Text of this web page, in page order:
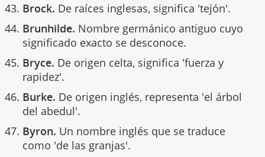
Brock. De raíces inglesas, significa 'tejón'.
Brunhilde. Nombre germánico antiguo cuyo
significado exacto se desconoce.
Bryce. De origen celta, significa 'fuerza y
rapidez'.
Burke. De origen inglés, representa 'el árbol
del abedul'.
Byron. Un nombre inglés que se traduce
como 'de las granjas'.